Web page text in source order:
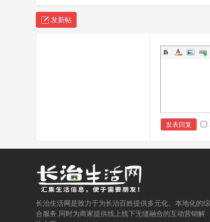
发新帖
发表回复
长治生活网是致力于为长治百姓提供多元化、本地化的综
合服务,同时为商家提供线上线下无缝融合的互动营销解